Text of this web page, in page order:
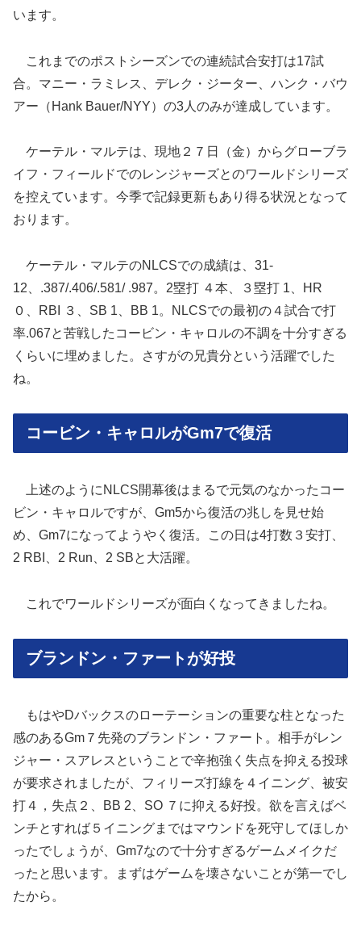
います。
これまでのポストシーズンでの連続試合安打は17試
合。マニー・ラミレス、デレク・ジーター、ハンク・バウ
アー（Hank Bauer/NYY）の3人のみが達成しています。
ケーテル・マルテは、現地２７日（金）からグローブラ
イフ・フィールドでのレンジャーズとのワールドシリーズ
を控えています。今季で記録更新もあり得る状況となって
おります。
ケーテル・マルテのNLCSでの成績は、31-
12、.387/.406/.581/ .987。2塁打 ４本、３塁打 1、HR
０、RBI ３、SB 1、BB 1。NLCSでの最初の４試合で打
率.067と苦戦したコービン・キャロルの不調を十分すぎる
くらいに埋めました。さすがの兄貴分という活躍でした
ね。
コービン・キャロルがGm7で復活
上述のようにNLCS開幕後はまるで元気のなかったコー
ビン・キャロルですが、Gm5から復活の兆しを見せ始
め、Gm7になってようやく復活。この日は4打数３安打、
2 RBI、2 Run、2 SBと大活躍。
これでワールドシリーズが面白くなってきましたね。
ブランドン・ファートが好投
もはやDバックスのローテーションの重要な柱となった
感のあるGm７先発のブランドン・ファート。相手がレン
ジャー・スアレスということで辛抱強く失点を抑える投球
が要求されましたが、フィリーズ打線を４イニング、被安
打４，失点２、BB 2、SO ７に抑える好投。欲を言えばベ
ンチとすれば５イニングまではマウンドを死守してほしか
ったでしょうが、Gm7なので十分すぎるゲームメイクだ
ったと思います。まずはゲームを壊さないことが第一でし
たから。